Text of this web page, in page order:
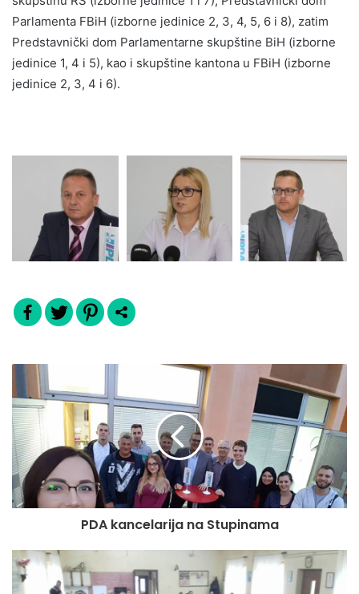
Parlamenta FBiH (izborne jedinice 2, 3, 4, 5, 6 i 8), zatim
Predstavnički dom Parlamentarne skupštine BiH (izborne
jedinice 1, 4 i 5), kao i skupštine kantona u FBiH (izborne
jedinice 2, 3, 4 i 6).
PDA kancelarija na Stupinama